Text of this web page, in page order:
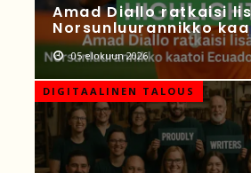
Amad Diallo ratkaisi
Norsunluurannikko
05 elokuun 2026
DIGITAALINEN TALOUS